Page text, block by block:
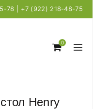
78 | +7 (922) 218-48-75
0
Henry